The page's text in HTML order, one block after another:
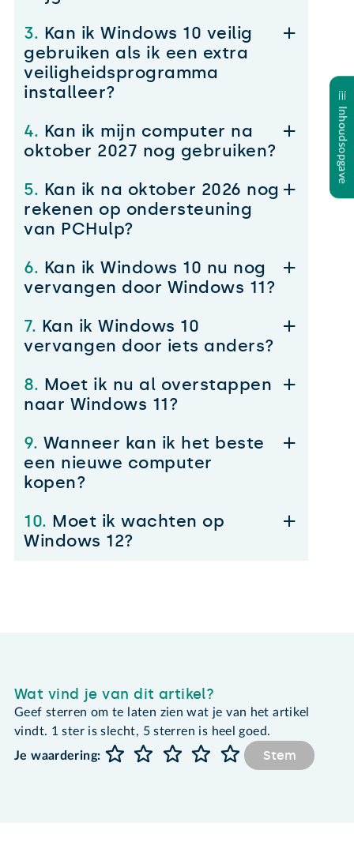
3. Kan ik Windows 10 veilig
gebruiken als ik een extra
veiligheidsprogramma
installeer?
4. Kan ik mijn computer na
oktober 2027 nog gebruiken?
5. Kan ik na oktober 2026 nog
rekenen op ondersteuning
van PCHulp?
6. Kan ik Windows 10 nu nog
vervangen door Windows 11?
7. Kan ik Windows 10
vervangen door iets anders?
8. Moet ik nu al overstappen
naar Windows 11?
9. Wanneer kan ik het beste
een nieuwe computer
kopen?
10. Moet ik wachten op
Windows 12?
Inhoudsopgave
Wat vind je van dit artikel?
Geef sterren om te laten zien wat je van het artikel
vindt. 1 ster is slecht, 5 sterren is heel goed.
Je waardering:
Stem